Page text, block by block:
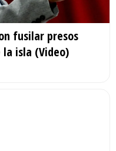
fusilar presos
la isla (Video)